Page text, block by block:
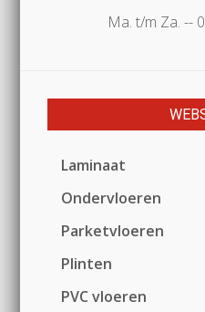
Ma. t/m Za. --
Laminaat
Ondervloeren
Parketvloeren
Plinten
PVC vloeren